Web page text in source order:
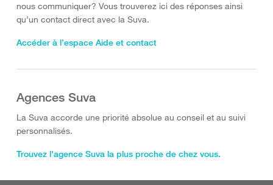
nous communiquer? Vous trouverez ici des réponses ainsi
qu’un contact direct avec la Suva.
Accéder à l’espace Aide et contact
Agences Suva
La Suva accorde une priorité absolue au conseil et au suivi
personnalisés.
Trouvez l'agence Suva la plus proche de chez vous.